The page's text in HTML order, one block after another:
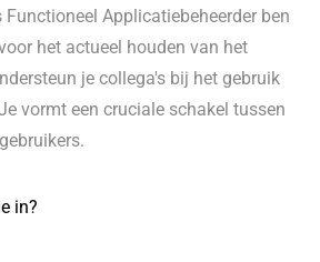
Functioneel Applicatiebeheerder ben
het actueel houden van het
je collega's bij het gebruik
vormt een cruciale schakel tussen
in?